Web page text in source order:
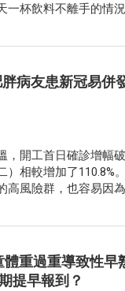
一杯飲料不離手的情
週至少喝一次含糖飲
胖病友患新冠易併
，開工首日確診增幅
）相較增加了110.8%
高風險群，也容易因
體重過重導致性早
提早報到？